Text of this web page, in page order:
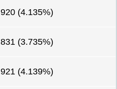
920 (4.135%)
831 (3.735%)
921 (4.139%)